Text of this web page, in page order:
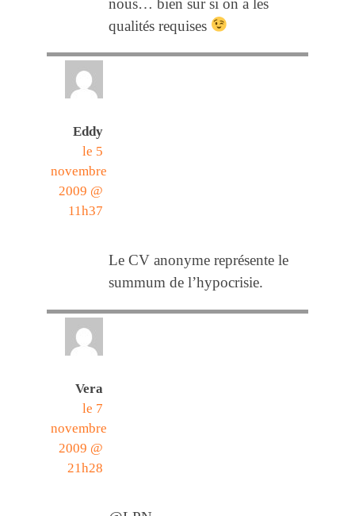
qualités requises
Eddy
le 5
novembre
2009 @
11h37
Le CV anonyme représente le
summum de l’hypocrisie.
Vera
le 7
novembre
2009 @
21h28